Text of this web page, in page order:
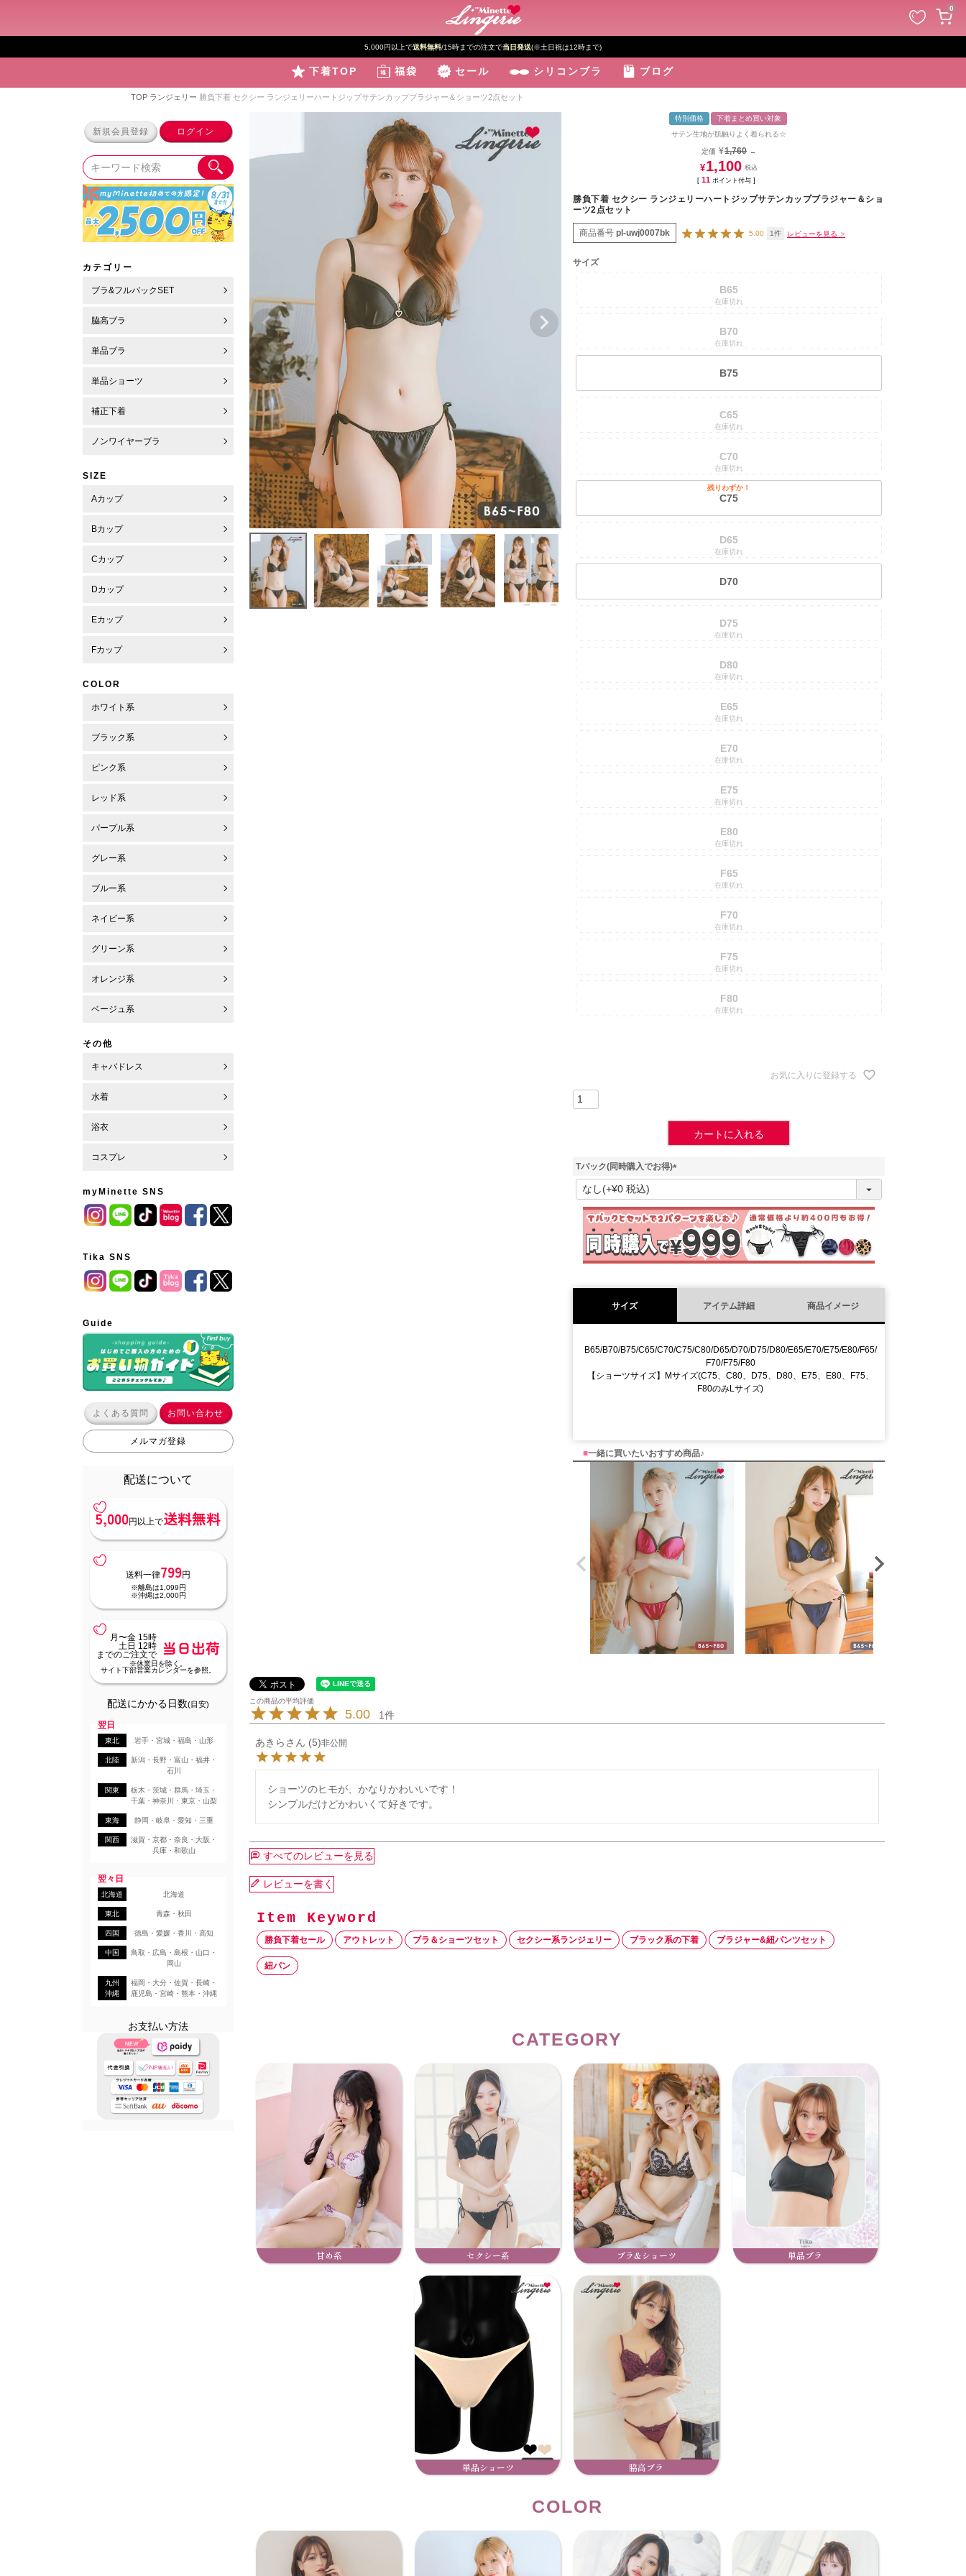
0
5,000円以上で送料無料/15時までの注文で当日発送(※土日祝は12時まで)
下着TOP 福袋 セール シリコンブラ ブログ
TOP ランジェリー 勝負下着 セクシー ランジェリーハートジップサテンカップブラジャー＆ショーツ2点セット
新規会員登録 ログイン
カテゴリー
ブラ&フルバックSET
脇高ブラ
単品ブラ
単品ショーツ
補正下着
ノンワイヤーブラ
SIZE
Aカップ
Bカップ
Cカップ
Dカップ
Eカップ
Fカップ
COLOR
ホワイト系
ブラック系
ピンク系
レッド系
パープル系
グレー系
ブルー系
ネイビー系
グリーン系
オレンジ系
ベージュ系
その他
キャバドレス
水着
浴衣
コスプレ
myMinette SNS
Tika SNS
Guide
よくある質問 お問い合わせ
メルマガ登録
配送について
5,000円以上で送料無料
送料一律799円
※離島は1,099円
※沖縄は2,000円
月〜金 15時
土日 12時
までのご注文で
当日出荷
※休業日を除く。
サイト下部営業カレンダーを参照。
配送にかかる日数(目安)
翌日
東北 岩手・宮城・福島・山形
北陸
新潟・長野・富山・福井・
石川
関東
栃木・茨城・群馬・埼玉・
千葉・神奈川・東京・山梨
東海 静岡・岐阜・愛知・三重
関西
滋賀・京都・奈良・大阪・
兵庫・和歌山
翌々日
北海道 北海道
東北 青森・秋田
四国 徳島・愛媛・香川・高知
中国
鳥取・広島・島根・山口・
岡山
九州
沖縄
福岡・大分・佐賀・長崎・
鹿児島・宮崎・熊本・沖縄
お支払い方法
特別価格
下着まとめ買い対象
サテン生地が肌触りよく着られる☆
定価 ¥1,760 →
¥1,100
[ 11 ポイント付与 ]
勝負下着 セクシー ランジェリーハートジップサテンカップブラジャー＆ショ
ーツ2点セット
商品番号 pl-uwj0007bk 5.00 1
サイズ
B65
在庫切れ
B70
在庫切れ
B75
C65
在庫切れ
C70
在庫切れ
C75
残りわずか！
D65
在庫切れ
D70
D75
在庫切れ
D80
在庫切れ
E65
在庫切れ
E70
在庫切れ
E75
在庫切れ
E80
在庫切れ
F65
在庫切れ
F70
在庫切れ
F75
在庫切れ
F80
在庫切れ
お気に入りに登録する
カートに入れる
Tバック(同時購入でお得)
(
須
)
サイズ アイテム詳細 商品イメージ
B65/B70/B75/C65/C70/C75/C80/D65/D70/D75/D80/E65/E70/E75/E80/F65/
F70/F75/F80
【ショーツサイズ】Mサイズ(C75、C80、D75、D80、E75、E80、F75、
F80のみLサイズ)
■一緒に買いたいおすすめ商品♪
5.00 1
あきら 5 非公開
ショーツのヒモが、かなりかわいいです！
シンプルだけどかわいくて好きです。
すべてのレビューを見る
レビューを書く
勝負下着セール アウトレット ブラ＆ショーツセット セクシー系ランジェリー ブラック系の下着 ブラジャー&紐パンツセット
紐パン
CATEGORY
甘め系 セクシー系 ブラ&ショーツ 単品ブラ
単品ショーツ 脇高ブラ
COLOR
ジト
ップ